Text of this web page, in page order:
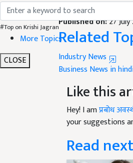
#Top on Krishi Jagran
More Topics
CLOSE
English Summary:
Published on:27
Related
Industry News
Business News in
Like this
Hey! I amप्रबोध
your suggestions
Read next